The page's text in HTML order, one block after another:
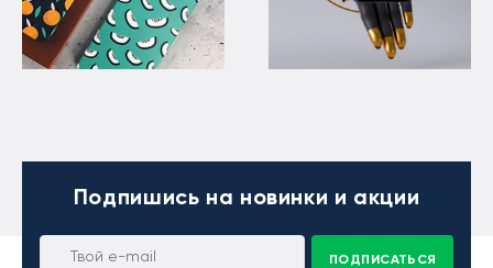
Подпишись на новинки и акции
ПОДПИСАТЬСЯ